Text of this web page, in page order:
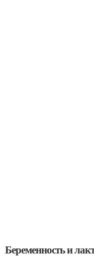
Беременность и